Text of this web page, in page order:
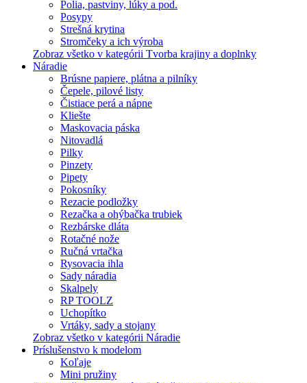
Polia, pastviny, lúky a pod.
Posypy
Strešná krytina
Stromčeky a ich výroba
Zobraz všetko v kategórii Tvorba krajiny a doplnky
Náradie
Brúsne papiere, plátna a pilníky
Čepele, pilové listy
Čistiace perá a nápne
Kliešte
Maskovacia páska
Nitovadlá
Pilky
Pinzety
Pipety
Pokosníky
Rezacie podložky
Rezačka a ohýbačka trubiek
Rezbárske dláta
Rotačné nože
Ručná vrtačka
Rysovacia ihla
Sady náradia
Skalpely
RP TOOLZ
Uchopítko
Vrtáky, sady a stojany
Zobraz všetko v kategórii Náradie
Príslušenstvo k modelom
Koľaje
Mini pružiny